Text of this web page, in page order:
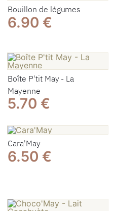
Bouillon de légumes
6.90 €
Boîte P'tit May - La
Mayenne
5.70 €
Cara'May
6.50 €